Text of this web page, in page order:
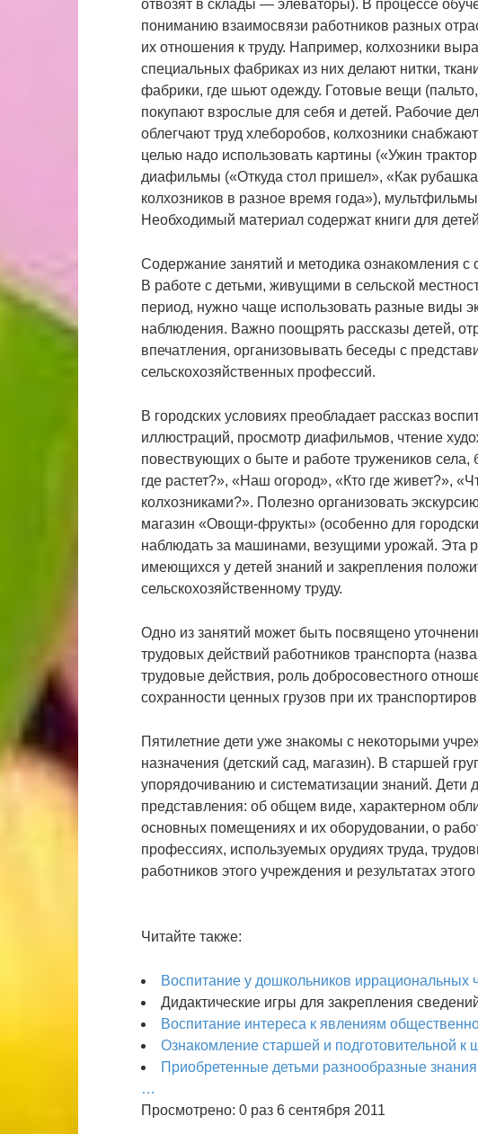
отвозят в склады — элеваторы). В процессе
пониманию взаимосвязи работников разных
их отношения к труду. Например, колхозники
специальных фабриках из них делают нитки,
фабрики, где шьют одежду. Готовые вещи
покупают взрослые для себя и детей. Рабочие
облегчают труд хлеборобов, колхозники
целью надо использовать картины («Ужин
диафильмы («Откуда стол пришел», «Как
колхозников в разное время года»),
Необходимый материал содержат книги для
Содержание занятий и методика ознакомления с
В работе с детьми, живущими в сельской
период, нужно чаще использовать разные виды
наблюдения. Важно поощрять рассказы детей,
впечатления, организовывать беседы с
сельскохозяйственных профессий.
В городских условиях преобладает рассказ
иллюстраций, просмотр диафильмов, чтение
повествующих о быте и работе тружеников села,
где растет?», «Наш огород», «Кто где живет?»,
колхозниками?». Полезно организовать
магазин «Овощи-фрукты» (особенно для
наблюдать за машинами, везущими урожай. Эта
имеющихся у детей знаний и закрепления
сельскохозяйственному труду.
Одно из занятий может быть посвящено
трудовых действий работников транспорта
трудовые действия, роль добросовестного
сохранности ценных грузов при их
Пятилетние дети уже знакомы с некоторыми
назначения (детский сад, магазин). В старшей
упорядочиванию и систематизации знаний.
представления: об общем виде, характерном
основных помещениях и их оборудовании, о
профессиях, используемых орудиях труда,
работников этого учреждения и результатах этого
Читайте также:
Воспитание у дошкольников иррациональных
Дидактические игры для закрепления
Воспитание интереса к явлениям
Ознакомление старшей и подготовительной к
Приобретенные детьми разнообразные
…
Просмотрено: 0 раз 6 сентября 2011